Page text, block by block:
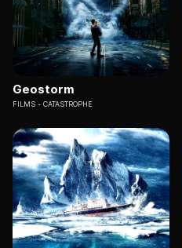
Geostorm
FILMS CATASTROPHE